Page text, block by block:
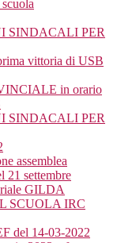
SINDACALI PER
vittoria di USB
in orario
SINDACALI PER
assemblea
21 settembre
GILDA
SCUOLA IRC
del 14-03-2022